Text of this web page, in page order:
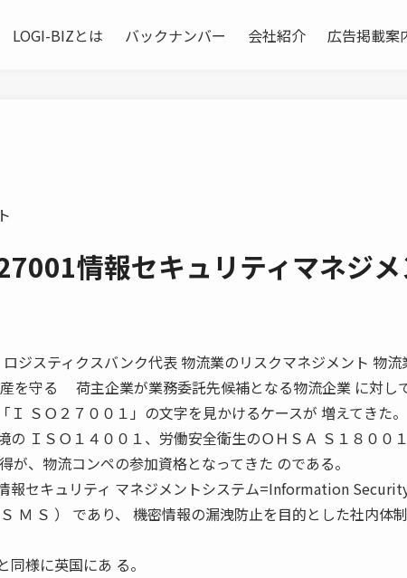
LOGI-BIZとは バックナンバー 会社紹介 広告掲載案
情報セキュリティマネジ
ティクスバンク代表 物流業のリスクマネジメント 物流
を守る 荷主企業が業務委託先候補となる物流企業 に対し
ＳＯ２７００１」の文字を見かけるケースが 増えてきた。
の ＩＳＯ１４００１、労働安全衛生のＯＨＳＡ Ｓ１８００
が、物流コンペの参加資格となってきた のである。
報セキュリティ マネジメントシステム=Information
Ｍ Ｓ ） であり、 機密情報の漏洩防止を目的とした社内体
様に英国にあ る。